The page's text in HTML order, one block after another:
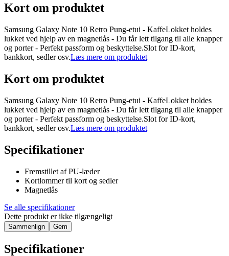
Kort om produktet
Samsung Galaxy Note 10 Retro Pung-etui - KaffeLokket holdes
lukket ved hjelp av en magnetlås - Du får lett tilgang til alle knapper
og porter - Perfekt passform og beskyttelse.Slot for ID-kort,
bankkort, sedler osv.Læs mere om produktet
Kort om produktet
Samsung Galaxy Note 10 Retro Pung-etui - KaffeLokket holdes
lukket ved hjelp av en magnetlås - Du får lett tilgang til alle knapper
og porter - Perfekt passform og beskyttelse.Slot for ID-kort,
bankkort, sedler osv.Læs mere om produktet
Specifikationer
Fremstillet af PU-læder
Kortlommer til kort og sedler
Magnetlås
Se alle specifikationer
Dette produkt er ikke tilgængeligt
Sammenlign Gem
Specifikationer